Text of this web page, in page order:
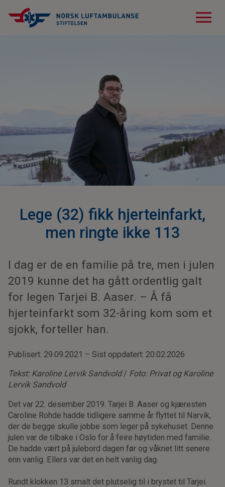
menu
Lege (32) fikk hjerteinfarkt,
men ringte ikke 113
I dag er de en familie på tre, men i julen
2019 kunne det ha gått ordentlig galt
for legen Tarjei B. Aaser. – Å få
hjerteinfarkt som 32-åring kom som et
sjokk, forteller han.
Publisert: 29.09.2021 – Sist oppdatert: 20.02.2026
Tekst: Karoline Lervik Sandvold/ Foto: Privat og Karoline
Lervik Sandvold
Det var 22. desember 2019. Tarjei B. Aaser og kjæresten
Caroline Rohde hadde tidligere samme år flyttet til Narvik,
der de begge skulle jobbe som leger på sykehuset. Denne
julen var de tilbake i Oslo for å feire høytiden med familie.
De hadde vært på julebord dagen før og våknet litt senere
enn vanlig. Ellers var det en helt vanlig dag.
Rundt klokken 13 smalt det plutselig til i brystet til Tarjei.